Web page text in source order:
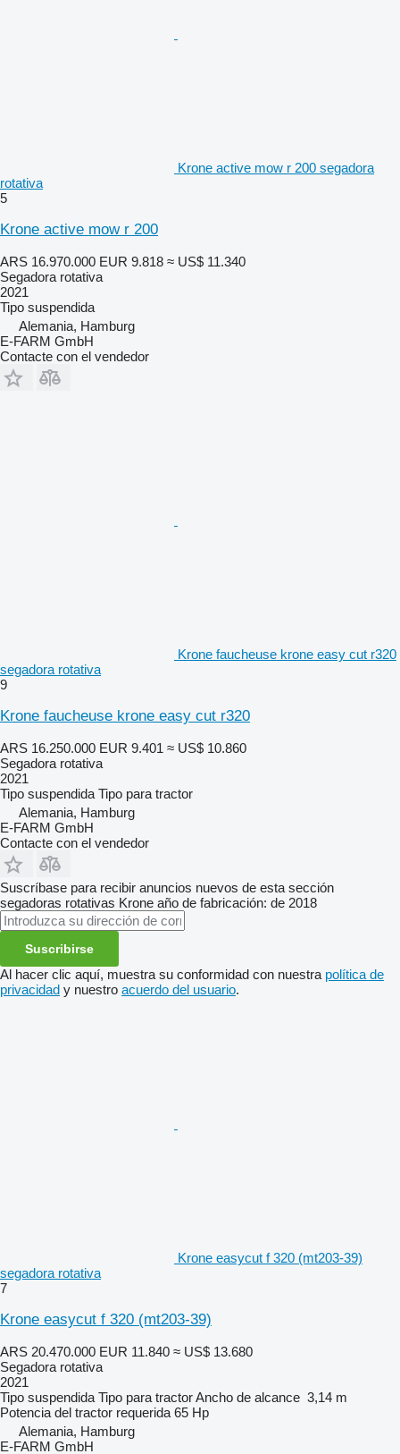
Krone active mow r 200 segadora
rotativa
5
Krone active mow r 200
ARS 16.970.000 EUR 9.818 ≈ US$ 11.340
Segadora rotativa
2021
Tipo suspendida
Alemania, Hamburg
E-FARM GmbH
Contacte con el vendedor
Krone faucheuse krone easy cut r320
segadora rotativa
9
Krone faucheuse krone easy cut r320
ARS 16.250.000 EUR 9.401 ≈ US$ 10.860
Segadora rotativa
2021
Tipo suspendida Tipo para tractor
Alemania, Hamburg
E-FARM GmbH
Contacte con el vendedor
Suscríbase para recibir anuncios nuevos de esta sección
segadoras rotativas Krone año de fabricación: de 2018
Suscribirse
Al hacer clic aquí, muestra su conformidad con nuestra política de
privacidad y nuestro acuerdo del usuario.
Krone easycut f 320 (mt203-39)
segadora rotativa
7
Krone easycut f 320 (mt203-39)
ARS 20.470.000 EUR 11.840 ≈ US$ 13.680
Segadora rotativa
2021
Tipo suspendida Tipo para tractorAncho de alcance 3,14 m
Potencia del tractor requerida 65 Hp
Alemania, Hamburg
E-FARM GmbH